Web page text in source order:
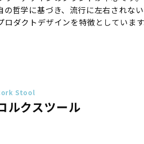
哲学に基づき、流行に左右されな
ダクトデザインを特徴としています
Stool
ルクスツール